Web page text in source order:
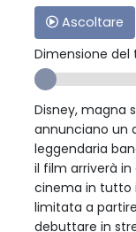
Ascoltare
Dimensione del
Disney, magna
annunciano un
leggendaria
il film arriverà
cinema in tutto
limitata a
debuttare in